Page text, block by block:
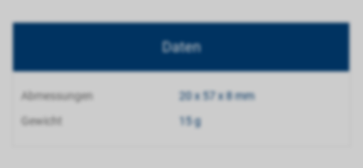
Daten
Abmessungen
20 x 57 x 8 mm
Gewicht
15 g